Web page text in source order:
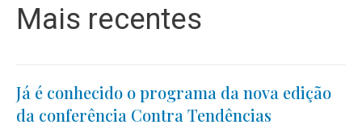
Mais recentes
Já é conhecido o programa da nova edição
da conferência Contra Tendências